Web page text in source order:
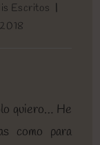
Escritos
quiero… He
como para